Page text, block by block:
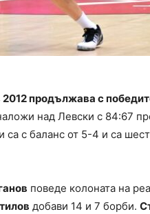
продължава с
над Левски с 84:67
са с баланс от 5-4 и са
поведе колоната на
добави 14 и 7 борби.